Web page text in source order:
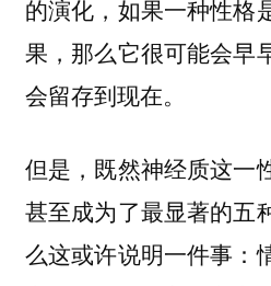
的演化，如果一种性格
果，那么它很可能会早
会留存到现在。
但是，既然神经质这一
甚至成为了最显著的五
么这或许说明一件事：